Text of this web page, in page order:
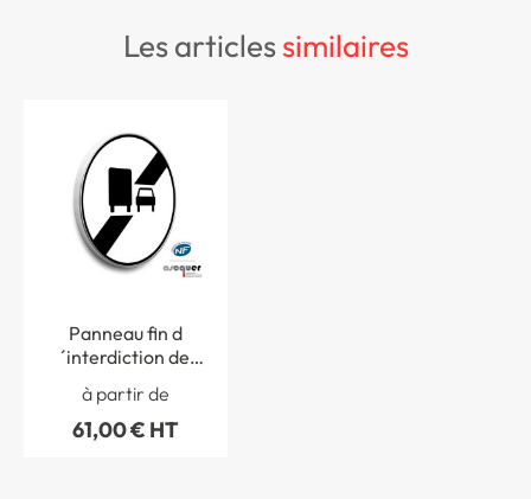
les articlessimilaires
Panneau fin d
´interdiction de
dépasser - B34a
à partir de
61,00 € HT